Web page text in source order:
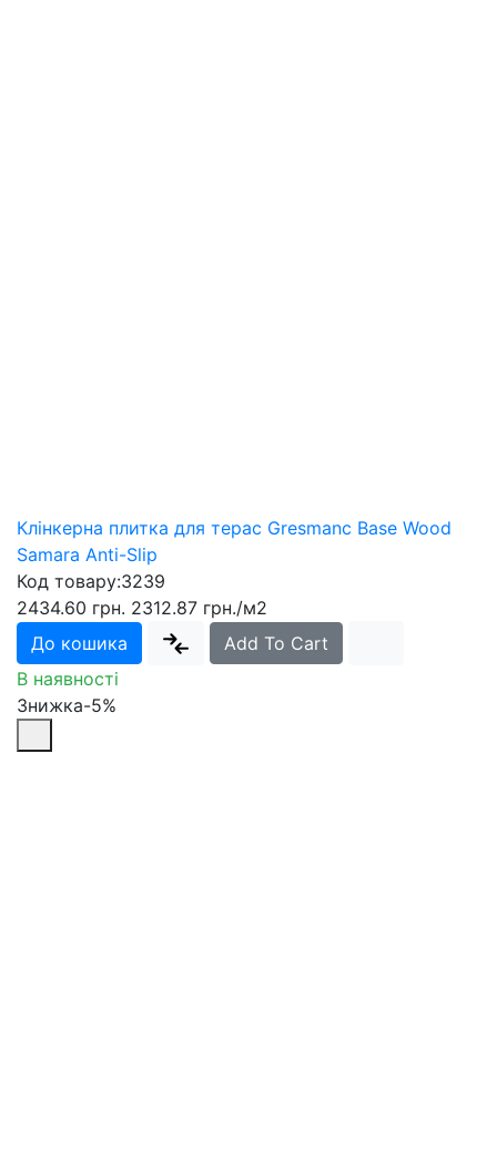
Клінкерна плитка для терас Gresmanc Base Wood
Samara Anti-Slip
Код товару:3239
2434.60 грн. 2312.87 грн./м2
До кошика
Add To Cart
В наявності
Знижка-5%